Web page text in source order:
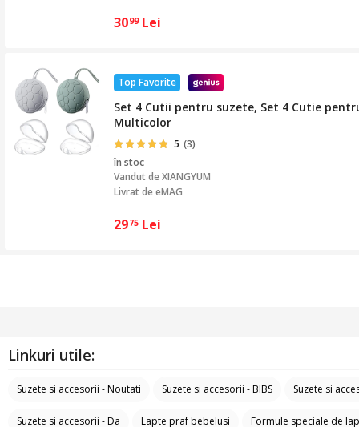
3099 Lei
Top Favorite
Set 4 Cutii pentru suzete, Set 4 Cutie
Multicolor
5 (3)
în stoc
Vandut deXIANGYUM
Livrat de eMAG
2975 Lei
Linkuri utile:
Suzete si accesorii - Noutati Suzete si accesorii - BIBS Suzete si
Suzete si accesorii - Da Lapte praf bebelusi Formule speciale de